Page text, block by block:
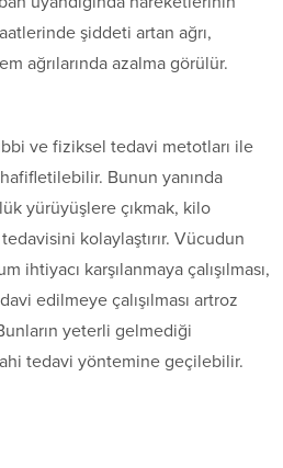
şiddeti artan ağrı,
ağrılarında azalma görülür.
ve fiziksel tedavi metotları ile
Bunun yanında
yürüyüşlere çıkmak, kilo
kolaylaştırır. Vücudun
ihtiyacı karşılanmaya çalışılması,
edilmeye çalışılması artroz
yeterli gelmediği
tedavi yöntemine geçilebilir.